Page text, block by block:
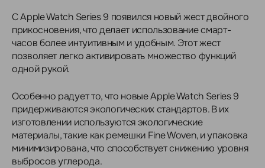
С Apple Watch Series 9 появился новый жест двойного
прикосновения, что делает использование смарт-
часов более интуитивным и удобным. Этот жест
позволяет легко активировать множество функций
одной рукой.
Особенно радует то, что новые Apple Watch Series 9
придерживаются экологических стандартов. В их
изготовлении используются экологические
материалы, такие как ремешки Fine Woven, и упаковка
минимизирована, что способствует снижению уровня
выбросов углерода.